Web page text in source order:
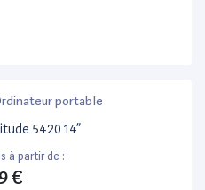
portable
5420 14”
à partir de :
€